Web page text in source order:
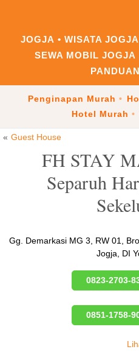
JOGJA WISATA JOGJA
SEWA MOBIL JOGJA
Penginapan Murah
Hotel Murah
Guest House
FH STAY
Separuh
Gg. Demarkasi MG 3, RW 01,
Jogja, DI
0823-2703-
0851-1758-